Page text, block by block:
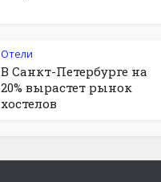
Отели
В Санкт-Петербурге на
20% вырастет рынок
хостелов